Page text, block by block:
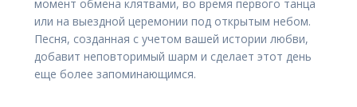
момент обмена клятвами, во время первого танца
или на выездной церемонии под открытым небом.
Песня, созданная с учетом вашей истории любви,
добавит неповторимый шарм и сделает этот день
еще более запоминающимся.